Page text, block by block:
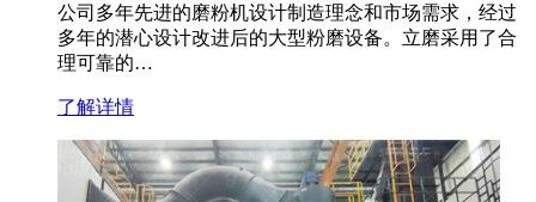
公司多年先进的磨粉机设计制造理念和市场需求，经过
多年的潜心设计改进后的大型粉磨设备。立磨采用了合
理可靠的…
了解详情